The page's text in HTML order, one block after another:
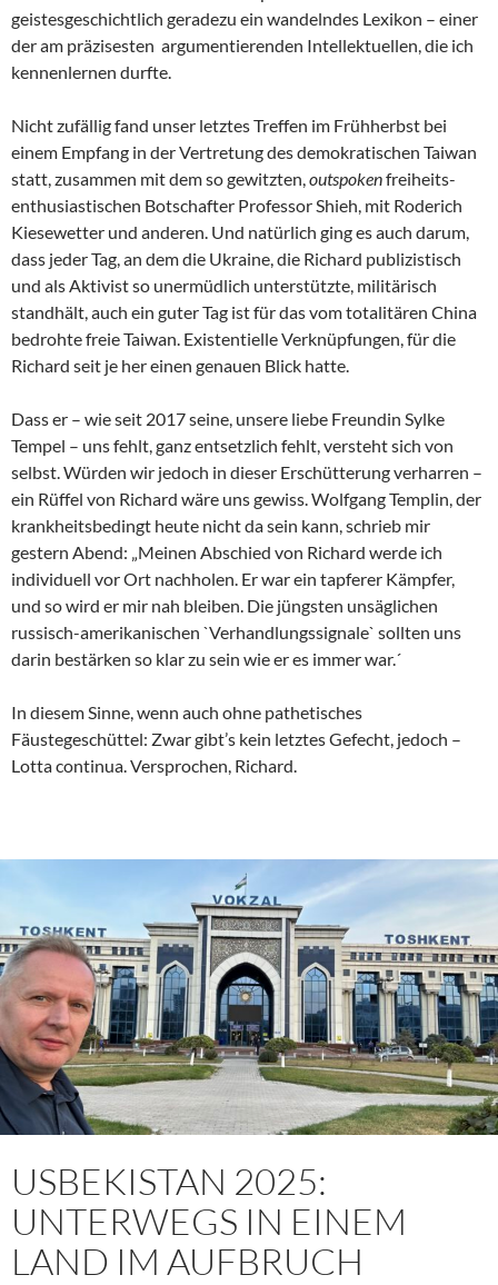
geistesgeschichtlich geradezu ein wandelndes Lexikon – einer
der am präzisesten argumentierenden Intellektuellen, die ich
kennenlernen durfte.
Nicht zufällig fand unser letztes Treffen im Frühherbst bei
einem Empfang in der Vertretung des demokratischen Taiwan
statt, zusammen mit dem so gewitzten,outspokenfreiheits-
enthusiastischen Botschafter Professor Shieh, mit Roderich
Kiesewetter und anderen. Und natürlich ging es auch darum,
dass jeder Tag, an dem die Ukraine, die Richard publizistisch
und als Aktivist so unermüdlich unterstützte, militärisch
standhält, auch ein guter Tag ist für das vom totalitären China
bedrohte freie Taiwan. Existentielle Verknüpfungen, für die
Richard seit je her einen genauen Blick hatte.
Dass er – wie seit 2017 seine, unsere liebe Freundin Sylke
Tempel – uns fehlt, ganz entsetzlich fehlt, versteht sich von
selbst. Würden wir jedoch in dieser Erschütterung verharren –
ein Rüffel von Richard wäre uns gewiss. Wolfgang Templin, der
krankheitsbedingt heute nicht da sein kann, schrieb mir
gestern Abend: „Meinen Abschied von Richard werde ich
individuell vor Ort nachholen. Er war ein tapferer Kämpfer,
und so wird er mir nah bleiben. Die jüngsten unsäglichen
russisch-amerikanischen `Verhandlungssignale` sollten uns
darin bestärken so klar zu sein wie er es immer war.´
In diesem Sinne, wenn auch ohne pathetisches
Fäustegeschüttel: Zwar gibt’s kein letztes Gefecht, jedoch –
Lotta continua. Versprochen, Richard.
USBEKISTAN 2025:
UNTERWEGS IN EINEM
LAND IM AUFBRUCH